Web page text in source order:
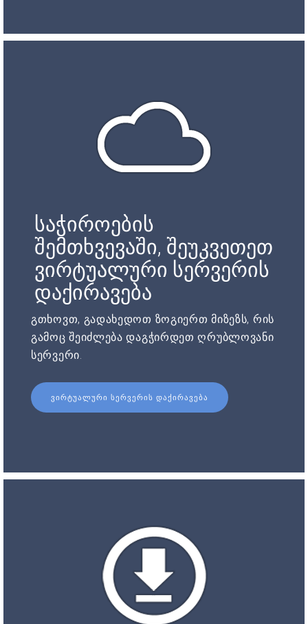
საჭიროების
შემთხვევაში, შეუკვეთეთ
ვირტუალური სერვერის
დაქირავება
გთხოვთ, გადახედოთ ზოგიერთ მიზეზს, რის
გამოც შეიძლება დაგჭირდეთ ღრუბლოვანი
სერვერი.
ᲕᲘᲠᲢᲣᲐᲚᲣᲠᲘ ᲡᲔᲠᲕᲔᲠᲘᲡ ᲓᲐᲥᲘᲠᲐᲕᲔᲑᲐ